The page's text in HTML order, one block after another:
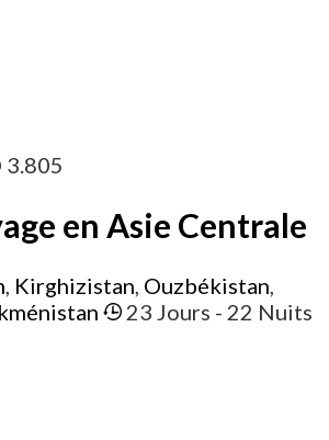
3.805
en Asie Centrale
Kirghizistan Ouzbékistan
23 Jours - 22 Nuits